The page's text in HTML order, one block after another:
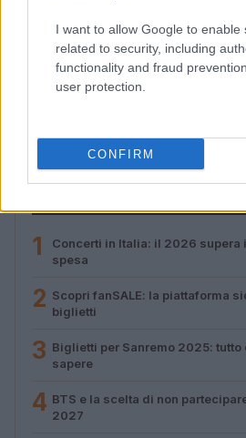
I want to allow Google to enable
related to security, including
functionality and fraud
user protection.
CONFIRM
Streaming vs vinile: differenze
1
Concerti in Italia: il 2026 supera
spesa
2 Scopri fanSALE: la piattaforma
biglietti
3 Biglietti per Sanremo 2025: tutto
sapere
4 BTS e la scelta di non
2027